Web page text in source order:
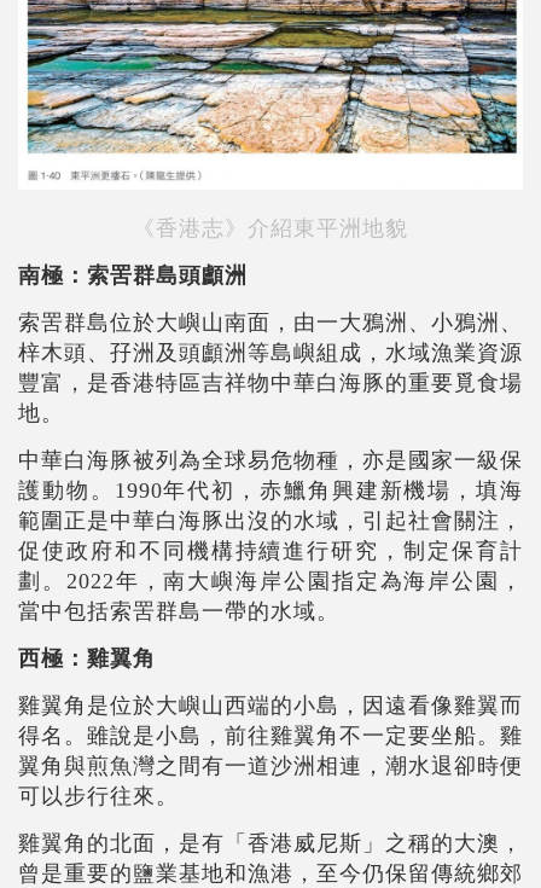
《香港志》介紹東平洲地貌
南極：索罟群島頭顱洲
索罟群島位於大嶼山南面，由一大鴉洲、小鴉洲、
梓木頭、孖洲及頭顱洲等島嶼組成，水域漁業資源
豐富，是香港特區吉祥物中華白海豚的重要覓食場
地。
中華白海豚被列為全球易危物種，亦是國家一級保
護動物。1990年代初，赤鱲角興建新機場，填海
範圍正是中華白海豚出沒的水域，引起社會關注，
促使政府和不同機構持續進行研究，制定保育計
劃。2022年，南大嶼海岸公園指定為海岸公園，
當中包括索罟群島一帶的水域。
西極：雞翼角
雞翼角是位於大嶼山西端的小島，因遠看像雞翼而
得名。雖說是小島，前往雞翼角不一定要坐船。雞
翼角與煎魚灣之間有一道沙洲相連，潮水退卻時便
可以步行往來。
雞翼角的北面，是有「香港威尼斯」之稱的大澳，
曾是重要的鹽業基地和漁港，至今仍保留傳統鄉郊